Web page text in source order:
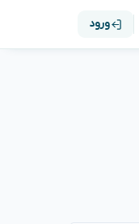
ورود